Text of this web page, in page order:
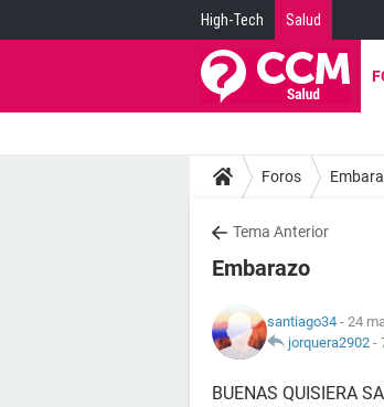
High-Tech Salud
Foros
Tema Anterior
Embarazo
santiago34 - 24
jorquera2902 -
BUENAS QUISIERA